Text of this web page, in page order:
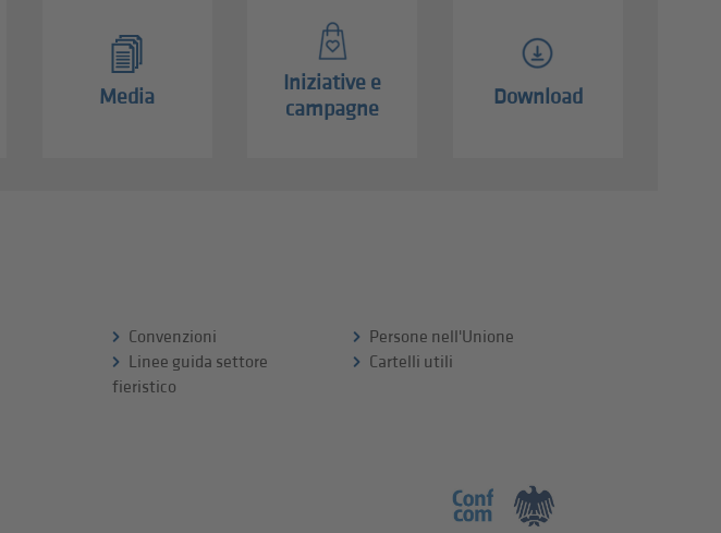
Media
Iniziative e
campagne
Download
Convenzioni
Linee guida settore
fieristico
Persone nell'Unione
Cartelli utili